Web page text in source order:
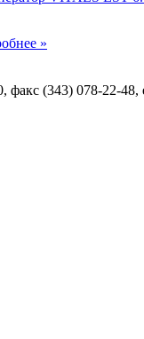
»
факс (343) 078-22-